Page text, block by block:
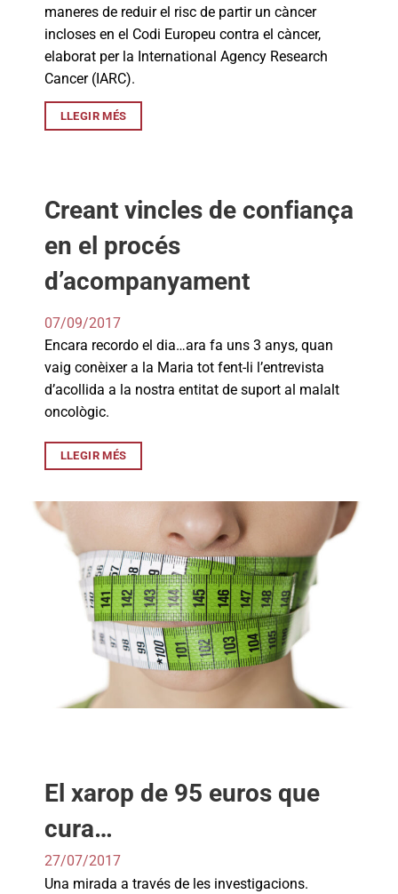
maneres de reduir el risc de partir un càncer
incloses en el Codi Europeu contra el càncer,
elaborat per la International Agency Research
Cancer (IARC).
LLEGIR MÉS
Creant vincles de confiança
en el procés
d’acompanyament
07/09/2017
Encara recordo el dia…ara fa uns 3 anys, quan
vaig conèixer a la Maria tot fent-li l’entrevista
d’acollida a la nostra entitat de suport al malalt
oncològic.
LLEGIR MÉS
El xarop de 95 euros que
cura…
27/07/2017
Una mirada a través de les investigacions.